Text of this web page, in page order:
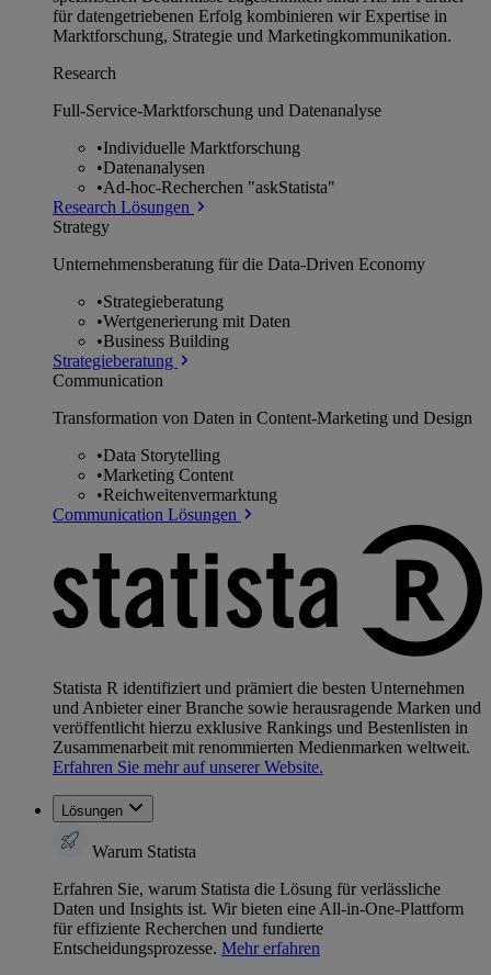
für datengetriebenen Erfolg kombinieren wir Expertise in
Marktforschung, Strategie und Marketingkommunikation.
Research
Full-Service-Marktforschung und Datenanalyse
•Individuelle Marktforschung
•Datenanalysen
•Ad-hoc-Recherchen "askStatista"
Research Lösungen
Strategy
Unternehmens­beratung für die Data-Driven Economy
•Strategieberatung
•Wertgenerierung mit Daten
•Business Building
Strategieberatung
Communication
Transformation von Daten in Content-Marketing und Design
•Data Storytelling
•Marketing Content
•Reichweitenvermarktung
Communication Lösungen
Statista R identifiziert und prämiert die besten Unternehmen
und Anbieter einer Branche sowie herausragende Marken und
veröffentlicht hierzu exklusive Rankings und Bestenlisten in
Zusammenarbeit mit renommierten Medienmarken weltweit.
Erfahren Sie mehr auf unserer Website.
Lösungen
Warum Statista
Erfahren Sie, warum Statista die Lösung für verlässliche
Daten und Insights ist. Wir bieten eine All-in-One-Plattform
für effiziente Recherchen und fundierte
Entscheidungsprozesse. Mehr erfahren